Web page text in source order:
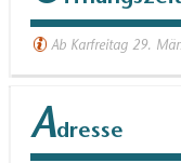
Ab Karfreitag 29.
Adresse